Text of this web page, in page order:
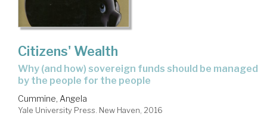
Citizens' Wealth
why (and how) sovereign funds should be managed
by the people for the people
Cummine, Angela
Yale University Press. New Haven, 2016